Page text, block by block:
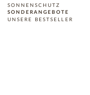
SONNENSCHUTZ
SONDERANGEBOTE
UNSERE BESTSELLER